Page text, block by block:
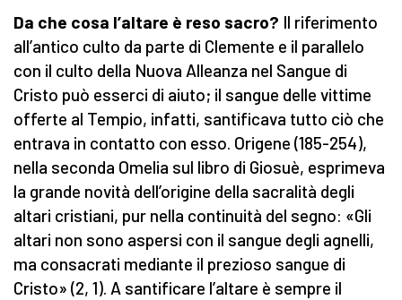
Da che cosa l’altare è reso sacro? Il riferimento
all’antico culto da parte di Clemente e il parallelo
con il culto della Nuova Alleanza nel Sangue di
Cristo può esserci di aiuto; il sangue delle vittime
offerte al Tempio, infatti, santificava tutto ciò che
entrava in contatto con esso. Origene (185-254),
nella seconda Omelia sul libro di Giosuè, esprimeva
la grande novità dell’origine della sacralità degli
altari cristiani, pur nella continuità del segno: «Gli
altari non sono aspersi con il sangue degli agnelli,
ma consacrati mediante il prezioso sangue di
Cristo» (2, 1). A santificare l’altare è sempre il